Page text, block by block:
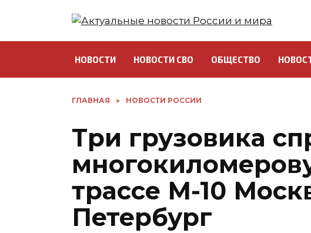
НОВОСТИ НОВОСТИ СВО ОБЩЕСТВО
ГЛАВНАЯ » НОВОСТИ РОССИИ
Три грузовика
трассе М-10
Петербург